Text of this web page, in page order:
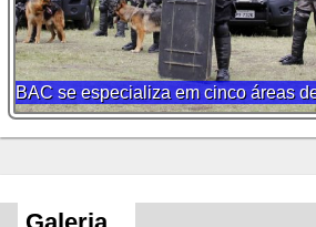
Ex-instrutor do BOPE afirma: Forças
participar da guerra ao tráfico de